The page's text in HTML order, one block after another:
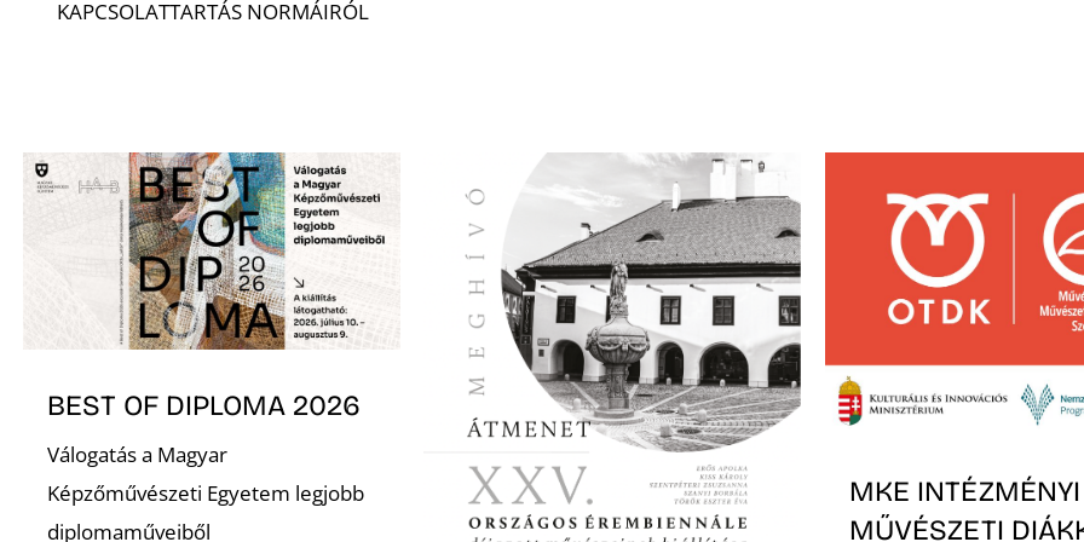
KAPCSOLATTARTÁS NORMÁIRÓL
BEST OF DIPLOMA 2026
Válogatás a Magyar
Képzőművészeti Egyetem legjobb
diplomaműveiből
MKE INTÉZMÉNYI
MŰVÉSZETI